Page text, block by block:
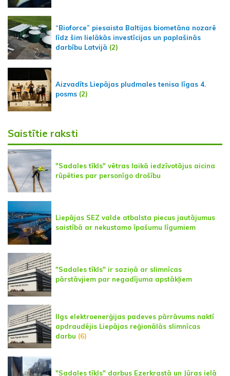
“Bioforce” piesaista Baltijas biometāna nozarē
līdz šim lielākās investīcijas un paplašinās
darbību Latvijā (2)
Aizvadīts Liepājas pludmales tenisa līgas 4.
posms (2)
Saistītie raksti
"Sadales tīkls" vētras laikā iedzīvotājus aicina
rūpēties par personīgo drošību
Liepājas SEZ valde atbalsta piecus jautājumus
saistībā ar nekustamo īpašumu līgumiem
"Sadales tīkls" ir saziņā ar slimnīcas
pārstāvjiem par negadījuma apstākļiem
Ilgs elektroenerģijas padeves pārrāvums naktī
apdraudējis Liepājas reģionālās slimnīcas
darbu (6)
"Sadales tīkls" darbus Ezerkrastā un Jūras ielā